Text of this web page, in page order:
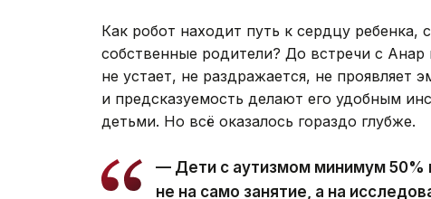
Как робот находит путь к сердцу
собственные родители? До встречи с
не устает, не раздражается, не проявляет
и предсказуемость делают его удобным
детьми. Но всё оказалось гораздо глубже.
— Дети с аутизмом минимум 50%
не на само занятие, а на